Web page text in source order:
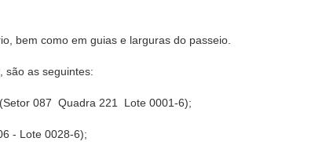
bem como em guias e larguras do passeio.
são as seguintes:
087  Quadra 221  Lote 0001-6);
- Lote 0028-6);